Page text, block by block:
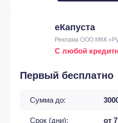
еКапуста
Реклама ООО МКК
С любой
Первый бесплатно
Сумма до:
Срок (дни): от